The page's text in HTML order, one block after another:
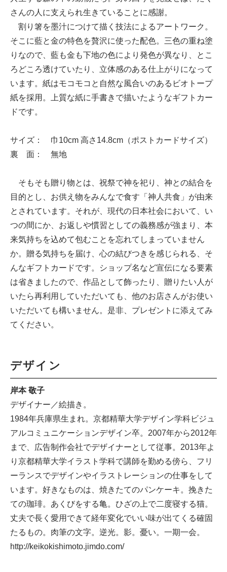
さんの人に支えられ生きていることに感謝。
割り箸を墨汁につけて描く技法によるアートワーク。
そこに藍と金の特色を贅沢に使った配色。三色の重ね塗
りなので、藍も金も下地の色により発色が異なり、とこ
ろどころ透けていたり、立体感のある仕上がりになって
います。紙はモコモコと自然な風合いのあるビオトープ
紙を採用。上質な紙に手書きで描いたようなギフトカー
ドです。
サイズ： 巾10cm 高さ14.8cm（ポストカードサイズ）
裏 面： 無地
そもそも贈り物とは、祝祭で神を祀り、神との結合を
目的とし、お供え物をみんなで食す「神人共食」が由来
とされています。それが、現代の日本社会において、い
つの間にか、お返しや慣習としての義務感が強まり、本
来気持ちを込めて包むことを忘れてしまっていません
か。贈る気持ちを届け、心の結びつきを感じられる、そ
んなギフトカードです。ショップ名など宣伝になる要素
は省きましたので、作品として飾ったり、贈りたい人が
いたら再利用していただいても、他のお店さんがお使い
いただいても構いません。是非、プレゼントに添えてみ
てください。
デザイン
岸本 敬子
デザイナー／絵描き。
1984年兵庫県生まれ。京都精華大学デザイン学科ビジュ
アルコミュニケーションデザイン卒。2007年から2012年
まで、広告制作会社でデザイナーとして従事。2013年よ
り京都精華大学イラスト学科で講師を勤める傍ら、フリ
ーランスでデザインやイラストレーションの仕事をして
います。好きなものは、焼きたてのパンケーキ。挽きた
ての珈琲。あくびをする亀。ひざの上で二度寝する猫。
丈夫で長く愛用できて経年変化でいい味が出てくる確固
たるもの。肉筆の文字。逆光。影。憂い。一期一会。
http://keikokishimoto.jimdo.com/